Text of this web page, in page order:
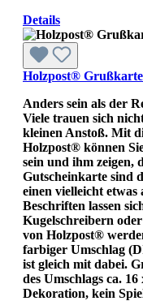
Details
Holzpost®
Anders sein als der
Viele trauen sich
kleinen Anstoß. Mit
Holzpost® können
sein und ihm zeigen,
Gutscheinkarte sind
einen vielleicht etwas
Beschriften lassen
Kugelschreibern
von Holzpost®
farbiger Umschlag
ist gleich mit dabei.
des Umschlags ca.
Dekoration, kein